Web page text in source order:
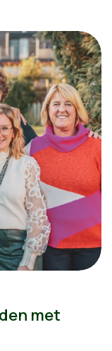
met